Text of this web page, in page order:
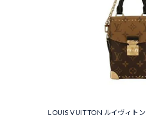
LOUIS VUITTON ルイヴィトン